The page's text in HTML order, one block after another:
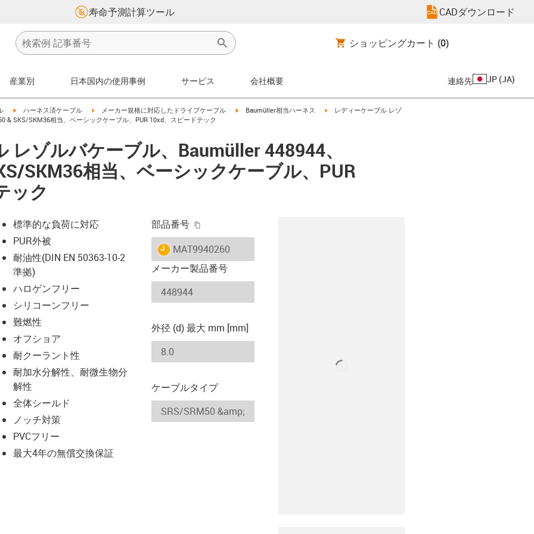
寿命予測計算ツール CADダウンロード
ショッピングカート (0)
産業別 日本国内の使用事例 サービス 会社概要 連絡先 JP (JA)
igus-icon-arrow-right
ハーネス済ケーブル igus-icon-arrow-right
メーカー規格に対応したドライブケーブル igus-icon-arrow-right
Baumüller相当ハーネス igus-icon-arrow-right
レディーケーブル レゾ
& SKS/SKM36相当、ベーシックケーブル、PUR 10xd、スピードテック
レゾルバケーブル、Baumüller 448944、
SKM36相当、ベーシックケーブル、PUR
ック
icon-lupe
icon-lupe
標準的な負荷に対応
PUR外被
耐油性(DIN EN 50363-10-2
準拠)
ハロゲンフリー
シリコーンフリー
難燃性
オフショア
耐クーラント性
耐加水分解性、耐微生物分
解性
全体シールド
ノッチ対策
PVCフリー
最大4年の無償交換保証
部品番号
igus-icon-lieferzeit
MAT9940260
メーカー製品番号
外径 (d) 最大 mm [mm]
ケーブルタイプ